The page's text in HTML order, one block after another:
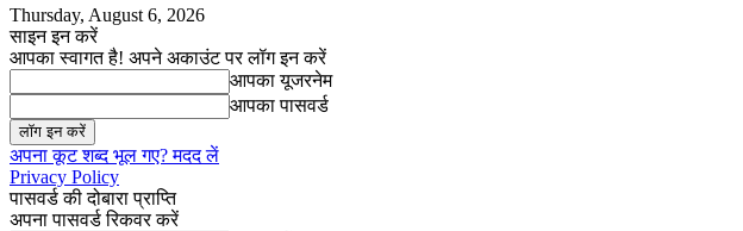
Thursday, August 6, 2026
साइन इन करें
आपका स्वागत है! अपने अकाउंट पर लॉग इन करें
आपका यूजरनेम
आपका पासवर्ड
अपना कूट शब्द भूल गए? मदद लें
Privacy Policy
पासवर्ड की दोबारा प्राप्ति
अपना पासवर्ड रिकवर करें